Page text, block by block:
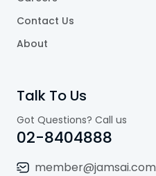
Contact Us
About
Talk To Us
Got Questions? Call us
02-8404888
member@jamsai.com